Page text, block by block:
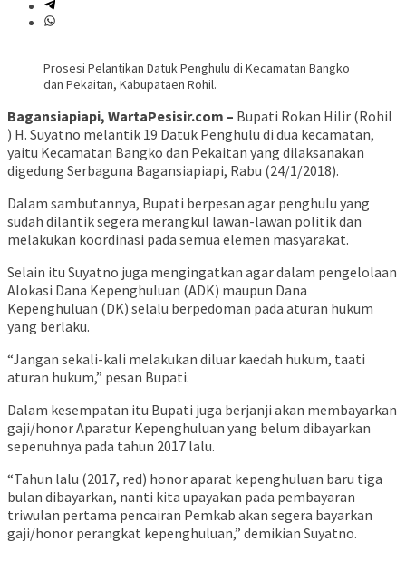
Prosesi Pelantikan Datuk Penghulu di Kecamatan Bangko
dan Pekaitan, Kabupataen Rohil.
Bagansiapiapi, WartaPesisir.com – Bupati Rokan Hilir (Rohil
) H. Suyatno melantik 19 Datuk Penghulu di dua kecamatan,
yaitu Kecamatan Bangko dan Pekaitan yang dilaksanakan
digedung Serbaguna Bagansiapiapi, Rabu (24/1/2018).
Dalam sambutannya, Bupati berpesan agar penghulu yang
sudah dilantik segera merangkul lawan-lawan politik dan
melakukan koordinasi pada semua elemen masyarakat.
Selain itu Suyatno juga mengingatkan agar dalam pengelolaan
Alokasi Dana Kepenghuluan (ADK) maupun Dana
Kepenghuluan (DK) selalu berpedoman pada aturan hukum
yang berlaku.
“Jangan sekali-kali melakukan diluar kaedah hukum, taati
aturan hukum,” pesan Bupati.
Dalam kesempatan itu Bupati juga berjanji akan membayarkan
gaji/honor Aparatur Kepenghuluan yang belum dibayarkan
sepenuhnya pada tahun 2017 lalu.
“Tahun lalu (2017, red) honor aparat kepenghuluan baru tiga
bulan dibayarkan, nanti kita upayakan pada pembayaran
triwulan pertama pencairan Pemkab akan segera bayarkan
gaji/honor perangkat kepenghuluan,” demikian Suyatno.